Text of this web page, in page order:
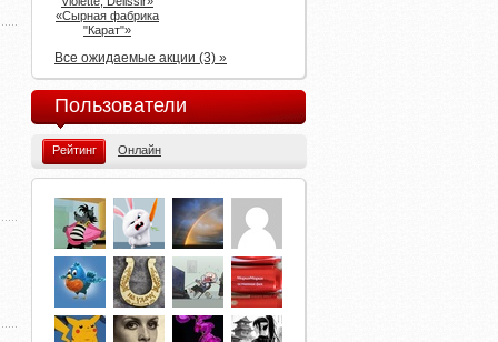
«Сырная фабрика
"Карат"»
Все ожидаемые акции (3) »
Пользователи
Рейтинг Онлайн